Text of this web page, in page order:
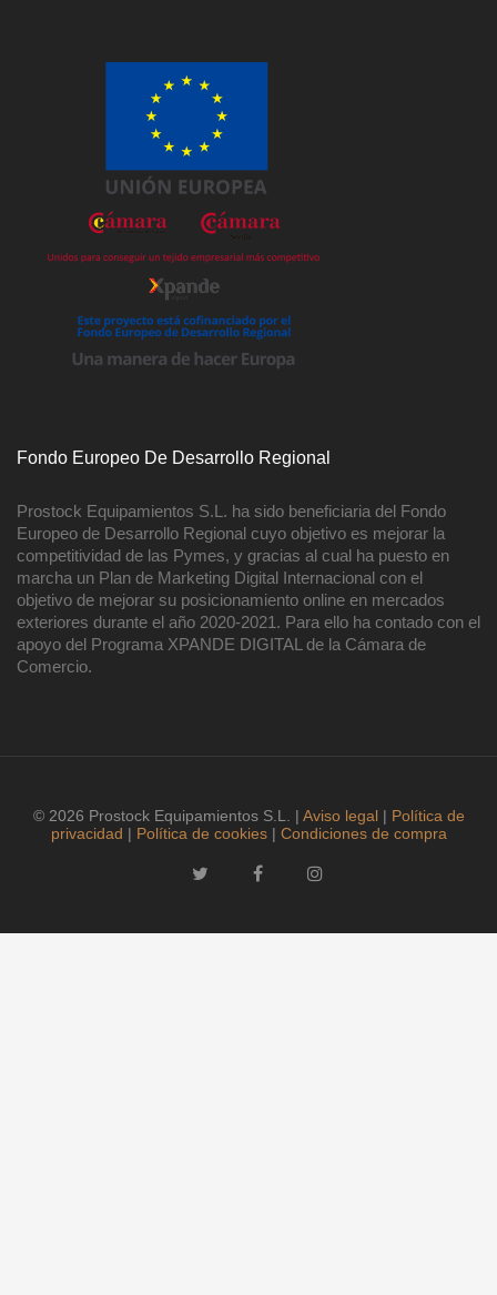
Fondo Europeo De Desarrollo Regional
Prostock Equipamientos S.L. ha sido beneficiaria del Fondo
Europeo de Desarrollo Regional cuyo objetivo es mejorar la
competitividad de las Pymes, y gracias al cual ha puesto en
marcha un Plan de Marketing Digital Internacional con el
objetivo de mejorar su posicionamiento online en mercados
exteriores durante el año 2020-2021. Para ello ha contado con el
apoyo del Programa XPANDE DIGITAL de la Cámara de
Comercio.
© 2026 Prostock Equipamientos S.L. | Aviso legal| Política de
privacidad | Política de cookies| Condiciones de compra